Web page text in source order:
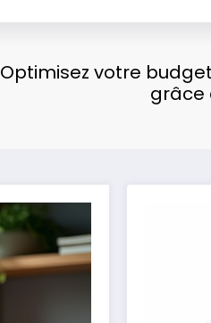
Optimisez votre
grâce